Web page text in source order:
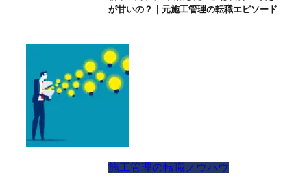
が甘いの？｜元施工管理の転職エピソード
施工管理の転職ノウハウ